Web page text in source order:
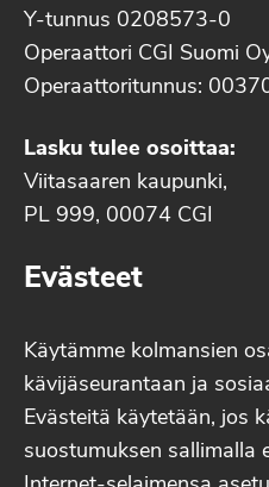
Y-tunnus 0208573-0
Operaattori CGI Suomi
Operaattoritunnus:
Lasku tulee osoittaa:
Viitasaaren kaupunki,
PL 999, 00074 CGI
Evästeet
Käytämme kolmansien
kävijäseurantaan ja
Evästeitä käytetään, jos
suostumuksen sallimalla